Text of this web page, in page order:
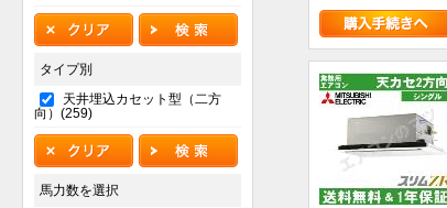
タイプ別
天井埋込カセット型（二方
向）(259)
馬力数を選択